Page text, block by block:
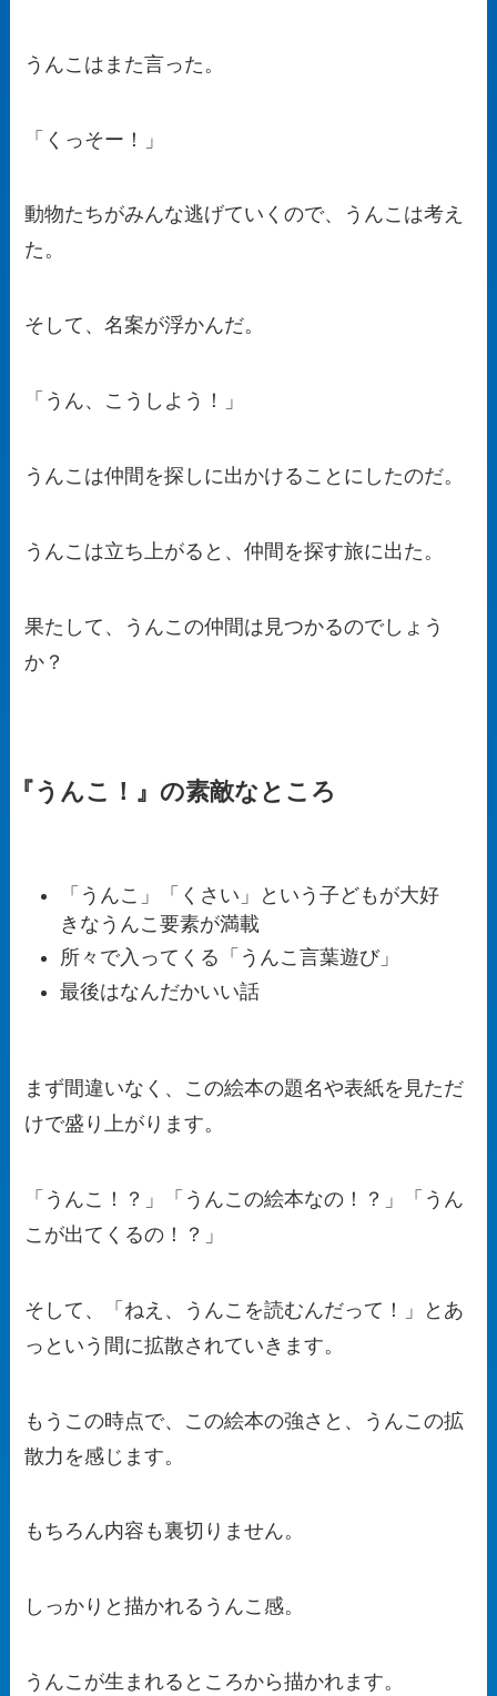
うんこはまた言った。
「くっそー！」
動物たちがみんな逃げていくので、うんこは考え
た。
そして、名案が浮かんだ。
「うん、こうしよう！」
うんこは仲間を探しに出かけることにしたのだ。
うんこは立ち上がると、仲間を探す旅に出た。
果たして、うんこの仲間は見つかるのでしょう
か？
『うんこ！』の素敵なところ
「うんこ」「くさい」という子どもが大好
きなうんこ要素が満載
所々で入ってくる「うんこ言葉遊び」
最後はなんだかいい話
まず間違いなく、この絵本の題名や表紙を見ただ
けで盛り上がります。
「うんこ！？」「うんこの絵本なの！？」「うん
こが出てくるの！？」
そして、「ねえ、うんこを読むんだって！」とあ
っという間に拡散されていきます。
もうこの時点で、この絵本の強さと、うんこの拡
散力を感じます。
もちろん内容も裏切りません。
しっかりと描かれるうんこ感。
うんこが生まれるところから描かれます。